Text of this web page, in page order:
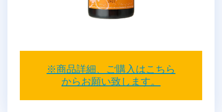
※商品詳細、ご購入はこちら
からお願い致します。